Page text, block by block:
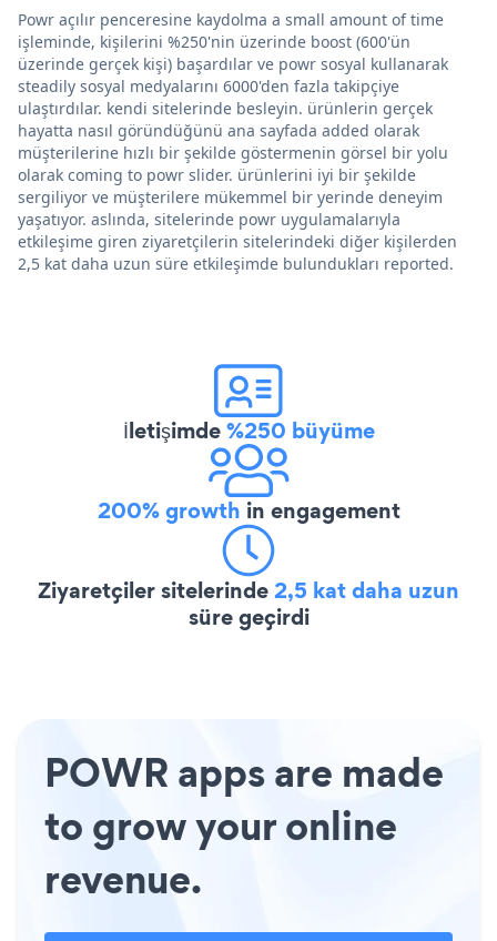
Powr açılır penceresine kaydolma a small amount of time
işleminde, kişilerini %250'nin üzerinde boost (600'ün
üzerinde gerçek kişi) başardılar ve powr sosyal kullanarak
steadily sosyal medyalarını 6000'den fazla takipçiye
ulaştırdılar. kendi sitelerinde besleyin. ürünlerin gerçek
hayatta nasıl göründüğünü ana sayfada added olarak
müşterilerine hızlı bir şekilde göstermenin görsel bir yolu
olarak coming to powr slider. ürünlerini iyi bir şekilde
sergiliyor ve müşterilere mükemmel bir yerinde deneyim
yaşatıyor. aslında, sitelerinde powr uygulamalarıyla
etkileşime giren ziyaretçilerin sitelerindeki diğer kişilerden
2,5 kat daha uzun süre etkileşimde bulundukları reported.
İletişimde%250 büyüme
200% growth in engagement
Ziyaretçiler sitelerinde2,5 kat daha uzun
süre geçirdi
POWR apps are made
to grow your online
revenue.